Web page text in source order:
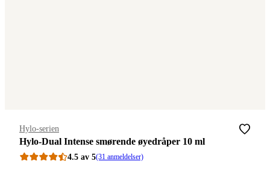
Merke:
Hylo-serien
Hylo-Dual Intense smørende øyedråper 10 ml
4.5 av 5(31 anmeldelser)